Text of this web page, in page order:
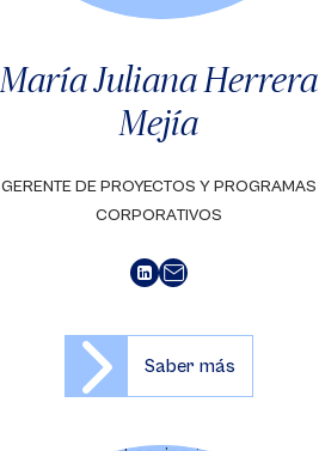
María Juliana Herrera
Mejía
GERENTE DE PROYECTOS Y PROGRAMAS
CORPORATIVOS
Saber más